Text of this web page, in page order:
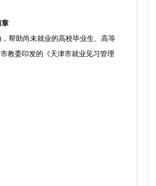
章
帮助尚未就业的高校毕业生、高等
教委印发的《天津市就业见习管理